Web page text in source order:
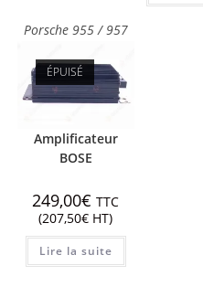
Porsche 955 / 957
ÉPUISÉ
Amplificateur
BOSE
249,00€ TTC
(207,50€ HT)
Lire la suite